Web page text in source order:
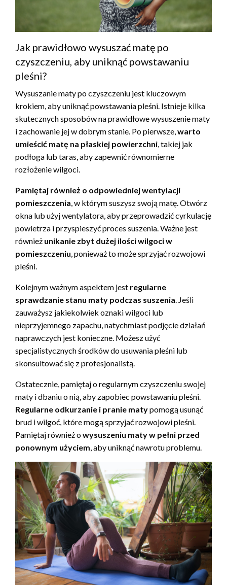
Jak prawidłowo wysuszać matę po
czyszczeniu, aby uniknąć powstawaniu
pleśni?
Wysuszanie maty po czyszczeniu jest kluczowym
krokiem, aby uniknąć powstawania pleśni. Istnieje kilka
skutecznych sposobów na prawidłowe wysuszenie maty
i zachowanie jej w dobrym stanie. Po pierwsze, warto
umieścić matę na płaskiej powierzchni , takiej jak
podłoga lub taras, aby zapewnić równomierne
rozłożenie wilgoci.
Pamiętaj również o odpowiedniej wentylacji
pomieszczenia , w którym suszysz swoją matę. Otwórz
okna lub użyj wentylatora, aby przeprowadzić cyrkulację
powietrza i przyspieszyć proces suszenia. Ważne jest
również unikanie zbyt dużej ilości wilgoci w
pomieszczeniu , ponieważ to może sprzyjać rozwojowi
pleśni.
Kolejnym ważnym aspektem jest regularne
sprawdzanie stanu maty podczas suszenia . Jeśli
zauważysz jakiekolwiek oznaki wilgoci lub
nieprzyjemnego zapachu, natychmiast podjęcie działań
naprawczych jest konieczne. Możesz użyć
specjalistycznych środków do usuwania pleśni lub
skonsultować się z profesjonalistą.
Ostatecznie, pamiętaj o regularnym czyszczeniu swojej
maty i dbaniu o nią, aby zapobiec powstawaniu pleśni.
Regularne odkurzanie i pranie matypomogą usunąć
brud i wilgoć, które mogą sprzyjać rozwojowi pleśni.
Pamiętaj również owysuszeniu maty w pełni przed
ponownym użyciem , aby uniknąć nawrotu problemu.